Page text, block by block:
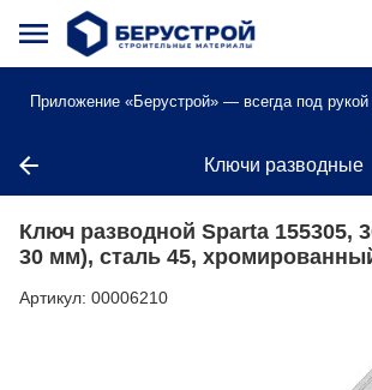
Приложение «Берустрой» — всегда под рукой
Ключи разводные
Ключ разводной Sparta 155305,
30 мм), сталь 45,
Артикул: 00006210